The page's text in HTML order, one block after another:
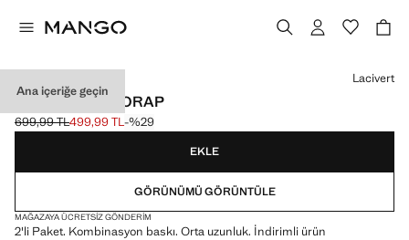
Ana içeriğe geçin
2'LI DESENLI ÇORAP
Üstü çizili ilk fiyat [699,99 TL ]
699,99 TL
Güncel fiyat [499,99 TL ]
499,99 TL-%29
Bir renk seçin
Lacivert
EKLE
GÖRÜNÜMÜ GÖRÜNTÜLE
MAĞAZAYA ÜCRETSIZ GÖNDERIM
2'li Paket. Kombinasyon baskı. Orta uzunluk. İndirimli ürün